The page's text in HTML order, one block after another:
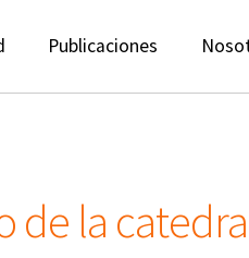
Publicaciones
de la